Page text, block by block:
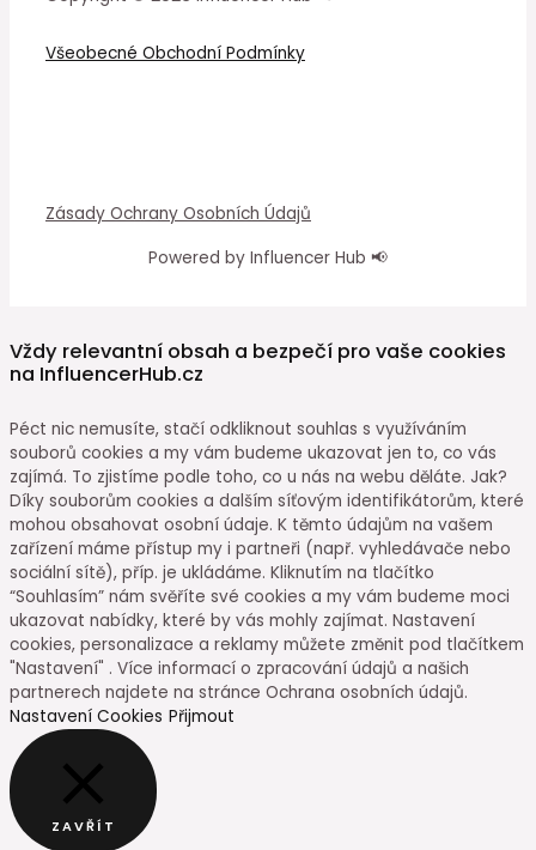
Všeobecné Obchodní Podmínky
Zásady Ochrany Osobních Údajů
Powered by Influencer Hub 📢
Vždy relevantní obsah a bezpečí pro vaše cookies
na InfluencerHub.cz
Péct nic nemusíte, stačí odkliknout souhlas s využíváním
souborů cookies a my vám budeme ukazovat jen to, co vás
zajímá. To zjistíme podle toho, co u nás na webu děláte. Jak?
Díky souborům cookies a dalším síťovým identifikátorům, které
mohou obsahovat osobní údaje. K těmto údajům na vašem
zařízení máme přístup my i partneři (např. vyhledávače nebo
sociální sítě), příp. je ukládáme. Kliknutím na tlačítko
“Souhlasím” nám svěříte své cookies a my vám budeme moci
ukazovat nabídky, které by vás mohly zajímat. Nastavení
cookies, personalizace a reklamy můžete změnit pod tlačítkem
"Nastavení" . Více informací o zpracování údajů a našich
partnerech najdete na stránce Ochrana osobních údajů.
Nastavení Cookies Přijmout
ZAVŘÍT